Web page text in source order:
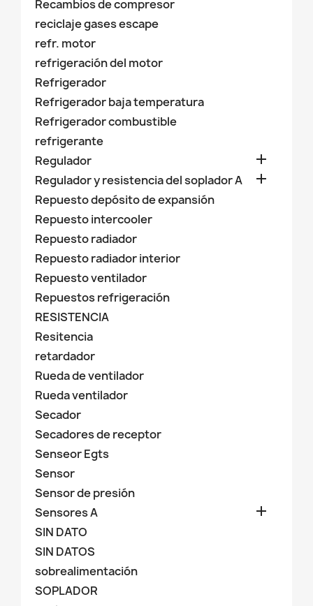
Recambios de compresor
reciclaje gases escape
refr. motor
refrigeración del motor
Refrigerador
Refrigerador baja temperatura
Refrigerador combustible
refrigerante
Regulador

Regulador y resistencia del soplador A 
Repuesto depósito de expansión
Repuesto intercooler
Repuesto radiador
Repuesto radiador interior
Repuesto ventilador
Repuestos refrigeración
RESISTENCIA
Resitencia
retardador
Rueda de ventilador
Rueda ventilador
Secador
Secadores de receptor
Senseor Egts
Sensor
Sensor de presión
Sensores A

SIN DATO
SIN DATOS
sobrealimentación
SOPLADOR